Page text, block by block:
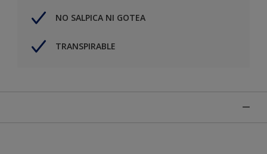
NO SALPICA NI GOTEA
TRANSPIRABLE